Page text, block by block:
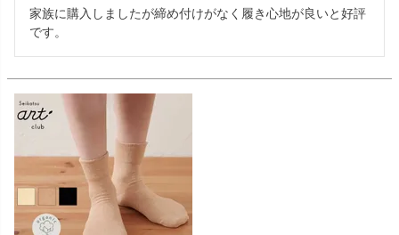
家族に購入しましたが締め付けがなく履き心地が良いと好評
です。